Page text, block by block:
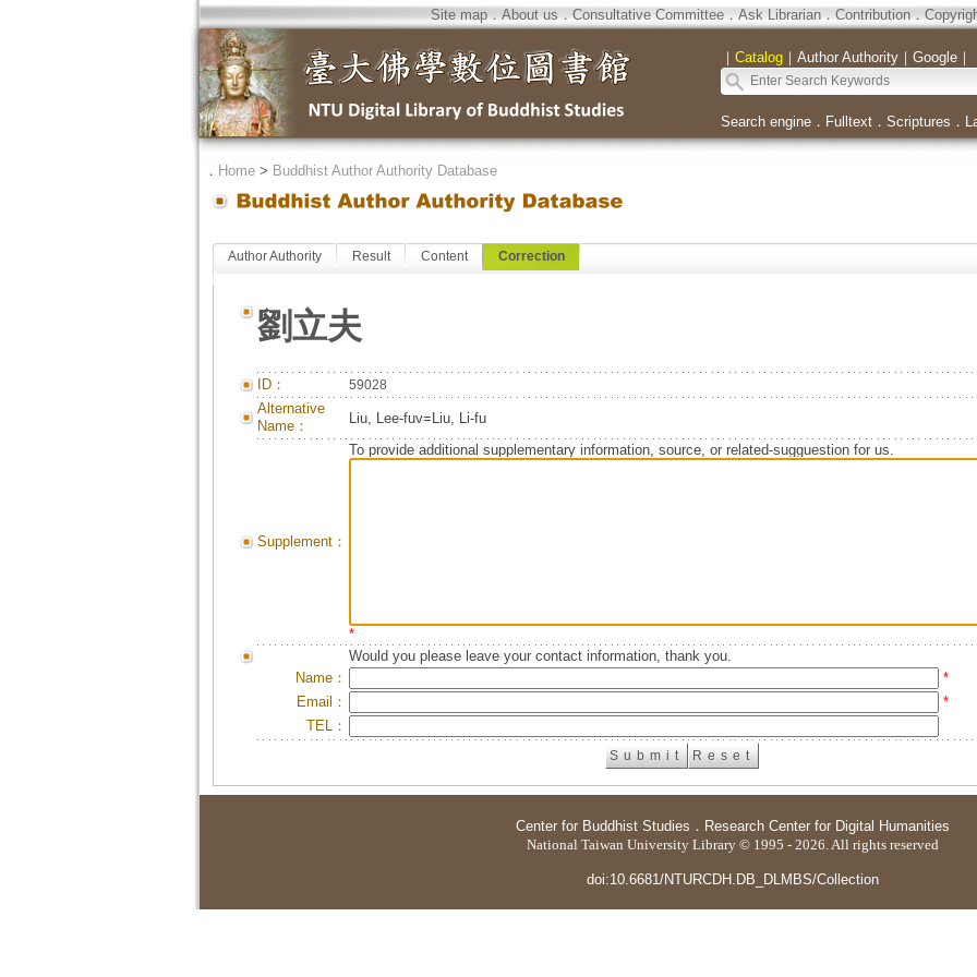
Site map．About us．Consultative Committee．Ask Librarian．Contribution．
｜ Catalog｜ Author Authority｜ Google｜
Search engine． Fulltext． Scriptures ．
． Home> Buddhist Author Authority Database
Author Authority Result Content Correction
劉立夫
ID： 59028
Alternative
Name：
Liu, Lee-fuv=Liu, Li-fu
Supplement：
To provide additional supplementary information, source, or related-sugguestion for us.
*
Would you please leave your contact information, thank you.
Name：
*
Email：
*
TEL：
Center for Buddhist Studies ． Research Center for Digital Humanities
National Taiwan University Library © 1995 - 2026. All rights reserved
doi:10.6681/NTURCDH.DB_DLMBS/Collection